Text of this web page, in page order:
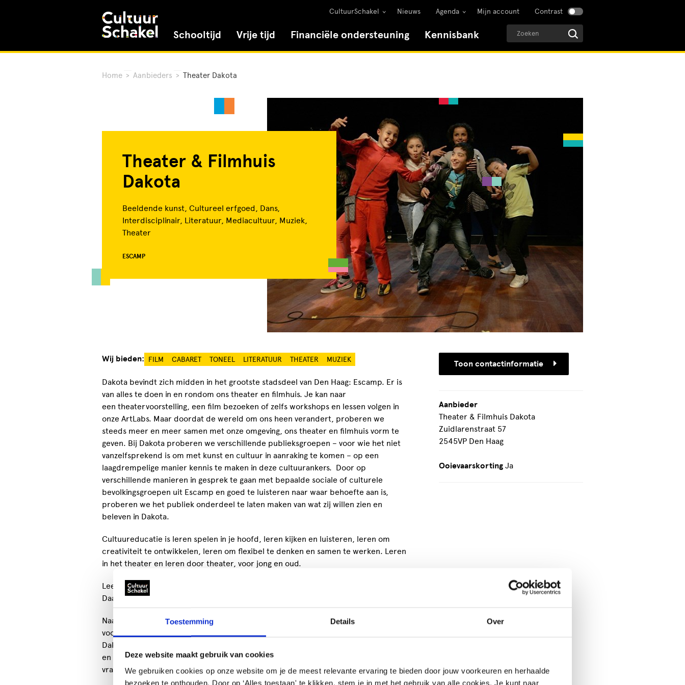
Toestemming Details Over
Deze website maakt gebruik van cookies
We gebruiken cookies op onze website om je de meest relevante ervaring te bieden door jouw voorkeuren en herhaalde
bezoeken te onthouden. Door op ‘Alles toestaan' te klikken, stem je in met het gebruik van alle cookies. Je kunt naar
CultuurSchakel Nieuws Agenda Mijn account Contrast
Schooltijd Vrije tijd Financiële ondersteuning Kennisbank
Home > Aanbieders > Theater Dakota
Theater & Filmhuis
Dakota
Beeldende kunst, Cultureel erfgoed, Dans,
Interdisciplinair, Literatuur, Mediacultuur, Muziek,
Theater
ESCAMP
Wij bieden: FILM CABARET TONEEL LITERATUUR THEATER MUZIEK
Dakota bevindt zich midden in het grootste stadsdeel van Den Haag: Escamp. Er is
van alles te doen in en rondom ons theater en filmhuis. Je kan naar
een theatervoorstelling, een film bezoeken of zelfs workshops en lessen volgen in
onze ArtLabs. Maar doordat de wereld om ons heen verandert, proberen we
steeds meer en meer samen met onze omgeving, ons theater en filmhuis vorm te
geven. Bij Dakota proberen we verschillende publieksgroepen – voor wie het niet
vanzelfsprekend is om met kunst en cultuur in aanraking te komen – op een
laagdrempelige manier kennis te maken in deze cultuurankers. Door op
verschillende manieren in gesprek te gaan met bepaalde sociale of culturele
bevolkingsgroepen uit Escamp en goed te luisteren naar waar behoefte aan is,
proberen we het publiek onderdeel te laten maken van wat zij willen zien en
beleven in Dakota.
Cultuureducatie is leren spelen in je hoofd, leren kijken en luisteren, leren om
creativiteit te ontwikkelen, leren om flexibel te denken en samen te werken. Leren
in het theater en leren door theater, voor jong en oud.
Leerlingen maken kennis met theater onder andere door voorstellingen te zien.
Daarbij is er aandacht voor taalontwikkeling en diversiteit van de scholieren.
Naast schoolvoorstellingen voor het basisonderwijs zijn er in Theater Dakota ook
voorstellingen die geschikt zijn voor jongeren (voortgezet onderwijs). Bij Theater
Dakota kun je gebruik maken van de
en BSO’s is het mogelijk om workshops, rondleidingen en projecten op maat aan te
vragen. Dit kan ook in combinatie met voorstellingen.
Toon contactinformatie
Aanbieder
Theater & Filmhuis Dakota
Zuidlarenstraat 57
2545VP Den Haag
OoievaarskortingJa